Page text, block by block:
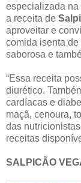
especializada na
a receita de
aproveitar e
comida isenta
saborosa e
“Essa receita
diurético.
cardíacas e
maçã, cenoura,
das
receitas
SALPICÃO